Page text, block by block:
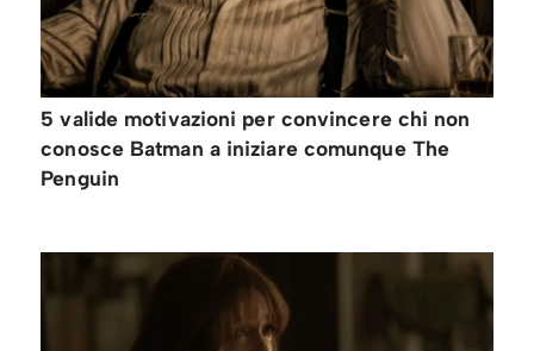
5 valide motivazioni per convincere chi non
conosce Batman a iniziare comunque The
Penguin